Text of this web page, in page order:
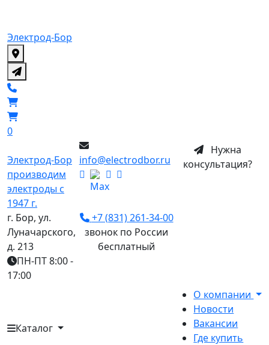
Электрод-Бор
0
Электрод-Бор
производим
электроды с
1947 г.
г. Бор, ул.
Луначарского,
д. 213
ПН-ПТ 8:00 -
17:00
info@electrodbor.ru
+7 (831) 261-34-00
звонок по России
бесплатный
консультация?
Каталог
О компании
Новости
Вакансии
Где купить